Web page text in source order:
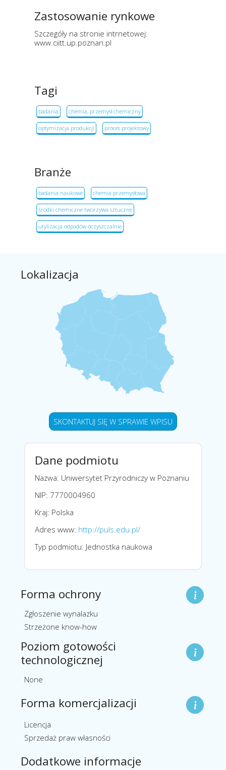
Zastosowanie rynkowe
Szczegóły na stronie intrnetowej:
www.ciitt.up.poznan.pl
Tagi
badania chemia, przemysł chemiczny
optymizacja produkcji proces projektowy
Branże
badania naukowe chemia przemysłowa
środki chemiczne tworzywa sztuczne
utylizacja odpadów oczyszczalnie
Lokalizacja
SKONTAKTUJ SIĘ W SPRAWIE WPISU
Dane podmiotu
Nazwa: Uniwersytet Przyrodniczy w Poznaniu
NIP: 7770004960
Kraj: Polska
Adres www: http://puls.edu.pl/
Typ podmiotu: Jednostka naukowa
Forma ochrony
Zgłoszenie wynalazku
Strzeżone know-how
Poziom gotowości
technologicznej
None
Forma komercjalizacji
Licencja
Sprzedaż praw własności
Dodatkowe informacje